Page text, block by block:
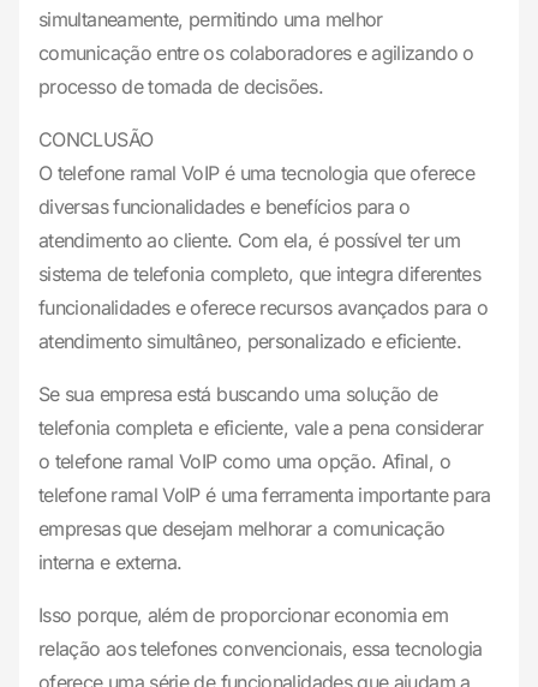
simultaneamente, permitindo uma melhor
comunicação entre os colaboradores e agilizando o
processo de tomada de decisões.
CONCLUSÃO
O telefone ramal VoIP é uma tecnologia que oferece
diversas funcionalidades e benefícios para o
atendimento ao cliente. Com ela, é possível ter um
sistema de telefonia completo, que integra diferentes
funcionalidades e oferece recursos avançados para o
atendimento simultâneo, personalizado e eficiente.
Se sua empresa está buscando uma solução de
telefonia completa e eficiente, vale a pena considerar
o telefone ramal VoIP como uma opção. Afinal, o
telefone ramal VoIP é uma ferramenta importante para
empresas que desejam melhorar a comunicação
interna e externa.
Isso porque, além de proporcionar economia em
relação aos telefones convencionais, essa tecnologia